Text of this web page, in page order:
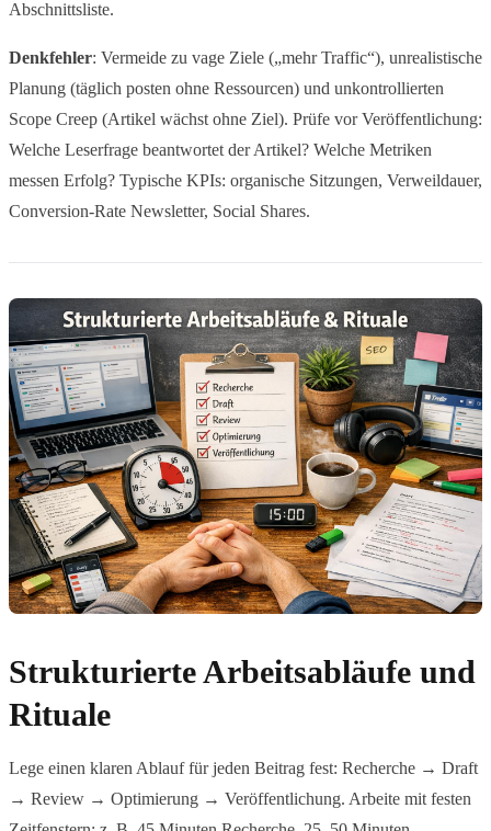
Abschnittsliste.
Denkfehler: Vermeide zu vage Ziele („mehr Traffic“), unrealistische
Planung (täglich posten ohne Ressourcen) und unkontrollierten
Scope Creep (Artikel wächst ohne Ziel). Prüfe vor Veröffentlichung:
Welche Leserfrage beantwortet der Artikel? Welche Metriken
messen Erfolg? Typische KPIs: organische Sitzungen, Verweildauer,
Conversion-Rate Newsletter, Social Shares.
Strukturierte Arbeitsabläufe und
Rituale
Lege einen klaren Ablauf für jeden Beitrag fest: Recherche → Draft
→ Review → Optimierung → Veröffentlichung. Arbeite mit festen